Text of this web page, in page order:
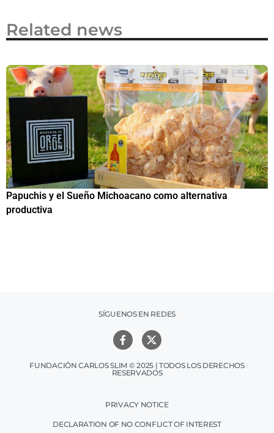
Related news
Papuchis y el Sueño Michoacano como alternativa
productiva
SÍGUENOS EN REDES
FUNDACIÓN CARLOS SLIM © 2025 | TODOS LOS DERECHOS
RESERVADOS
PRIVACY NOTICE
DECLARATION OF NO CONFLICT OF INTEREST